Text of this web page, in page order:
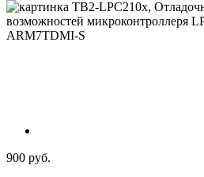
900 руб.